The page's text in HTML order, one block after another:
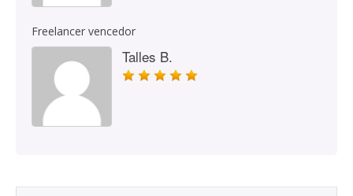
Freelancer vencedor
Talles B.